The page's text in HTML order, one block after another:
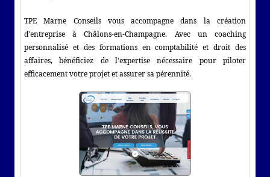
TPE Marne Conseils vous accompagne dans la création
d'entreprise à Châlons-en-Champagne. Avec un coaching
personnalisé et des formations en comptabilité et droit des
affaires, bénéficiez de l'expertise nécessaire pour piloter
efficacement votre projet et assurer sa pérennité.